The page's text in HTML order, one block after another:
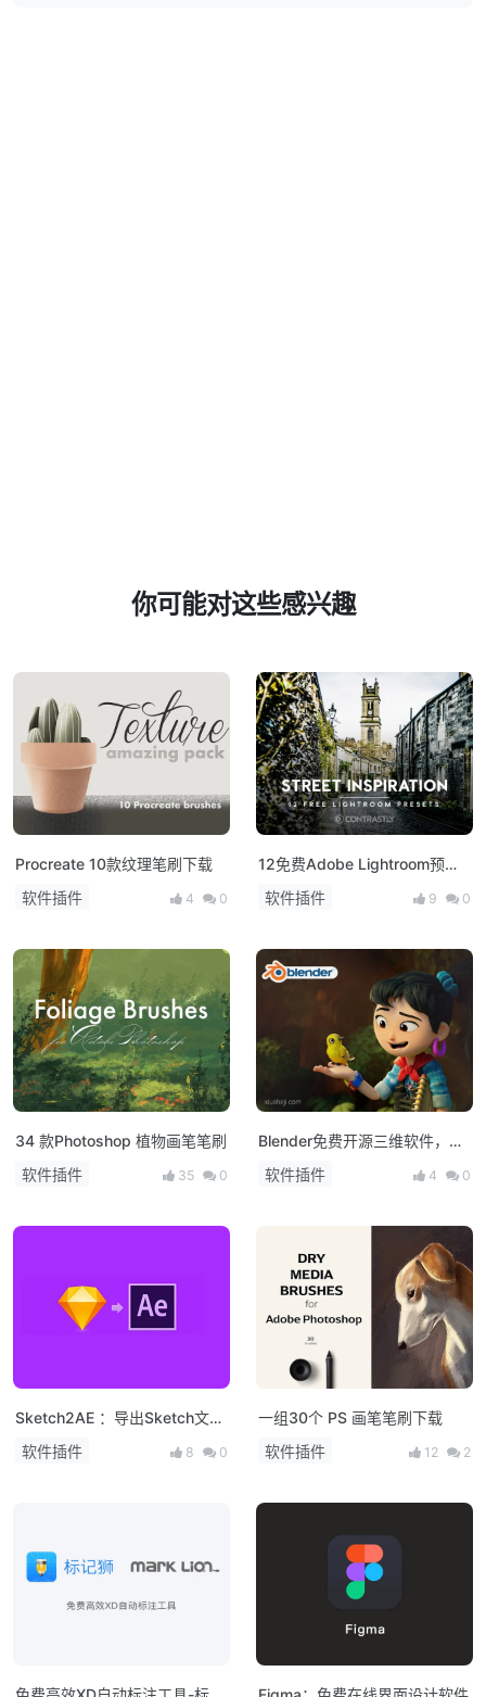
你可能对这些感兴趣
Procreate 10款纹理笔刷下载
软件插件
4 0
12免费Adobe Lightroom预设
下载
软件插件 9 0
34 款Photoshop 植物画笔笔刷
软件插件
35 0
Blender免费开源三维软件，
3.0发布！
软件插件 4 0
Sketch2AE ：导出Sketch文件
到After Effects
软件插件 8 0
一组30个 PS 画笔笔刷下载
软件插件
12 2